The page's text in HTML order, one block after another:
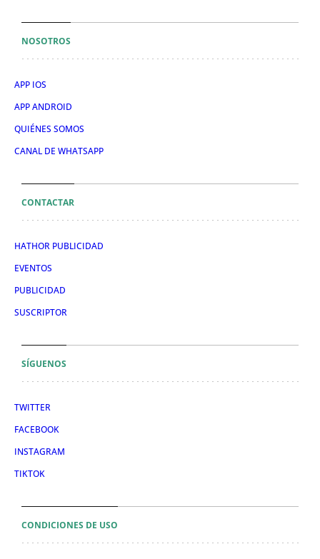
NOSOTROS
APP IOS
APP ANDROID
QUIÉNES SOMOS
CANAL DE WHATSAPP
CONTACTAR
HATHOR PUBLICIDAD
EVENTOS
PUBLICIDAD
SUSCRIPTOR
SÍGUENOS
TWITTER
FACEBOOK
INSTAGRAM
TIKTOK
CONDICIONES DE USO